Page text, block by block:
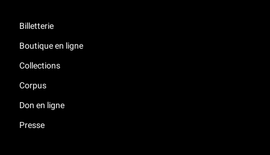
Billetterie
Boutique en ligne
Collections
Corpus
Don en ligne
Presse